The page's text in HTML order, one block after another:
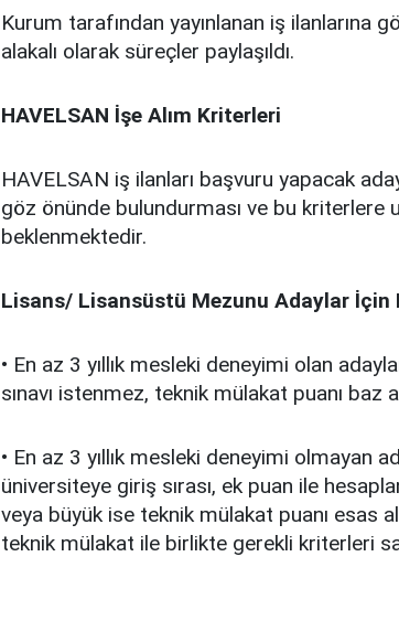
Kurum tarafından yayınlanan iş ilanlarına
alakalı olarak süreçler paylaşıldı.
HAVELSAN İşe Alım Kriterleri
HAVELSAN iş ilanları başvuru yapacak
göz önünde bulundurması ve bu kriterlere
beklenmektedir.
Lisans/ Lisansüstü Mezunu Adaylar İçin
• En az 3 yıllık mesleki deneyimi olan
sınavı istenmez, teknik mülakat puanı baz
• En az 3 yıllık mesleki deneyimi olmayan
üniversiteye giriş sırası, ek puan ile
veya büyük ise teknik mülakat puanı esas
teknik mülakat ile birlikte gerekli kriterleri